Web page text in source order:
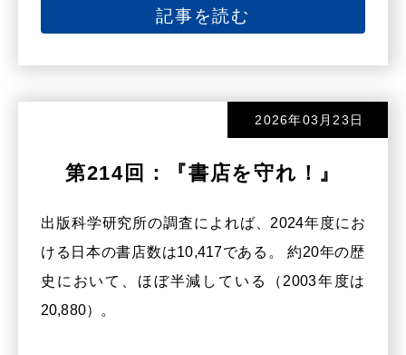
記事を読む
2026年03月23日
第214回：『書店を守れ！』
出版科学研究所の調査によれば、2024年度にお
ける日本の書店数は10,417である。 約20年の歴
史において、ほぼ半減している（2003年度は
20,880）。